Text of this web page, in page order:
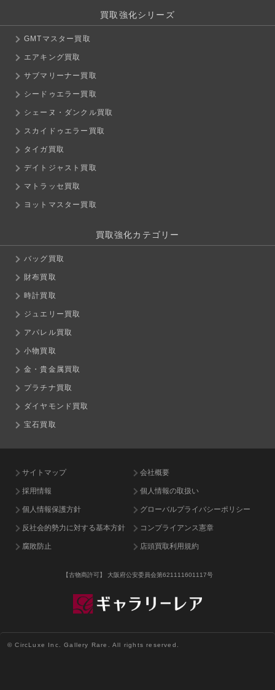
買取強化シリーズ
GMTマスター買取
エアキング買取
サブマリーナー買取
シードゥエラー買取
シェーヌ・ダンクル買取
スカイドゥエラー買取
タイガ買取
デイトジャスト買取
マトラッセ買取
ヨットマスター買取
買取強化カテゴリー
バッグ買取
財布買取
時計買取
ジュエリー買取
アパレル買取
小物買取
金・貴金属買取
プラチナ買取
ダイヤモンド買取
宝石買取
サイトマップ 会社概要
採用情報 個人情報の取扱い
個人情報保護方針 グローバルプライバシーポリシー
反社会的勢力に対する基本方針 コンプライアンス憲章
腐敗防止 店頭買取利用規約
【古物商許可】 大阪府公安委員会第621111601117号
© CircLuxe Inc. Gallery Rare. All rights reserved.